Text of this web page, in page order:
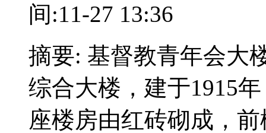
间:11-27 13:36
摘要: 基督教青年会大
综合大楼，建于1915
座楼房由红砖砌成，